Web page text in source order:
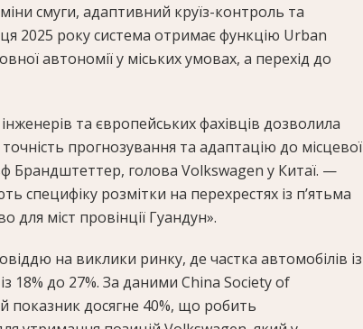
смуги, адаптивний круїз-контроль та
2025 року система отримає функцію Urban
автономії у міських умовах, а перехід до
та європейських фахівців дозволила
прогнозування та адаптацію до місцевої
Брандштеттер, голова Volkswagen у Китаї. —
специфіку розмітки на перехрестях із п’ятьма
міст провінції Гуандун».
на виклики ринку, де частка автомобілів із
18% до 27%. За даними China Society of
показник досягне 40%, що робить